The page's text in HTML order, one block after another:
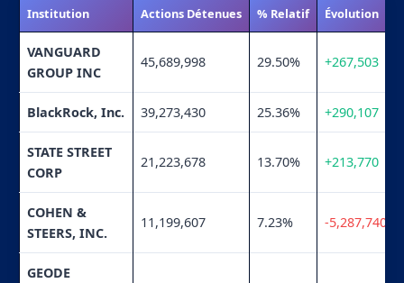
Institution Actions Détenues % Relatif Évolution
VANGUARD
GROUP INC
45,689,998 29.50% +267,503
BlackRock, Inc. 39,273,430 25.36% +290,107
STATE STREET
CORP
21,223,678 13.70% +213,770
COHEN &
STEERS, INC.
11,199,607 7.23% -5,287,740
GEODE